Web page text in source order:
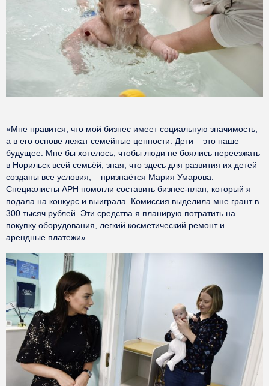
«Мне нравится, что мой бизнес имеет социальную значимость,
а в его основе лежат семейные ценности. Дети – это наше
будущее. Мне бы хотелось, чтобы люди не боялись переезжать
в Норильск всей семьёй, зная, что здесь для развития их детей
созданы все условия, – признаётся Мария Умарова. –
Специалисты АРН помогли составить бизнес-план, который я
подала на конкурс и выиграла. Комиссия выделила мне грант в
300 тысяч рублей. Эти средства я планирую потратить на
покупку оборудования, легкий косметический ремонт и
арендные платежи».